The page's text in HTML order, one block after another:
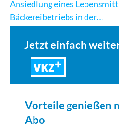
Ansiedlung eines
Bäckereibetriebs in der…
Jetzt einfach
VKZ
Vorteile genießen
Abo